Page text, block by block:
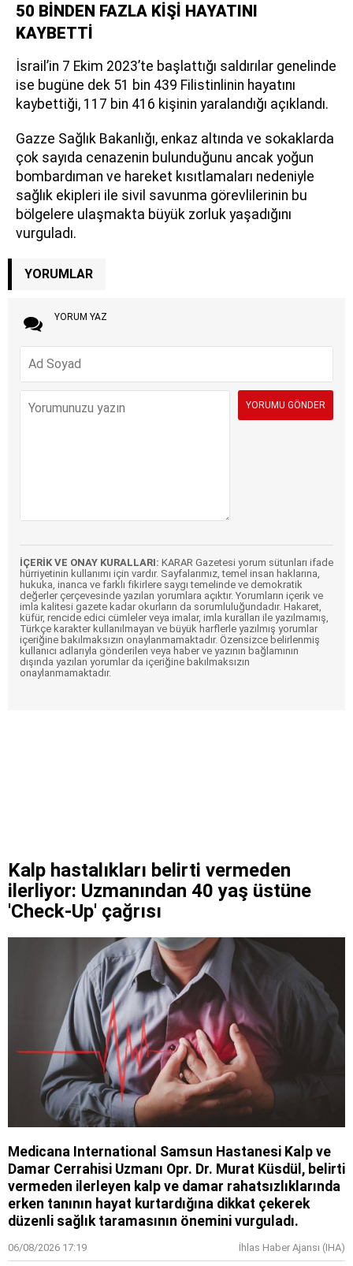
50 BİNDEN FAZLA KİŞİ HAYATINI
KAYBETTİ
İsrail’in 7 Ekim 2023’te başlattığı saldırılar genelinde
ise bugüne dek 51 bin 439 Filistinlinin hayatını
kaybettiği, 117 bin 416 kişinin yaralandığı açıklandı.
Gazze Sağlık Bakanlığı, enkaz altında ve sokaklarda
çok sayıda cenazenin bulunduğunu ancak yoğun
bombardıman ve hareket kısıtlamaları nedeniyle
sağlık ekipleri ile sivil savunma görevlilerinin bu
bölgelere ulaşmakta büyük zorluk yaşadığını
vurguladı.
YORUMLAR
YORUM YAZ
İÇERİK VE ONAY KURALLARI: KARAR Gazetesi yorum sütunları ifade
hürriyetinin kullanımı için vardır. Sayfalarımız, temel insan haklarına,
hukuka, inanca ve farklı fikirlere saygı temelinde ve demokratik
değerler çerçevesinde yazılan yorumlara açıktır. Yorumların içerik ve
imla kalitesi gazete kadar okurların da sorumluluğundadır. Hakaret,
küfür, rencide edici cümleler veya imalar, imla kuralları ile yazılmamış,
Türkçe karakter kullanılmayan ve büyük harflerle yazılmış yorumlar
içeriğine bakılmaksızın onaylanmamaktadır. Özensizce belirlenmiş
kullanıcı adlarıyla gönderilen veya haber ve yazının bağlamının
dışında yazılan yorumlar da içeriğine bakılmaksızın
onaylanmamaktadır.
Kalp hastalıkları belirti vermeden
ilerliyor: Uzmanından 40 yaş üstüne
'Check-Up' çağrısı
Medicana International Samsun Hastanesi Kalp ve
Damar Cerrahisi Uzmanı Opr. Dr. Murat Küsdül, belirti
vermeden ilerleyen kalp ve damar rahatsızlıklarında
erken tanının hayat kurtardığına dikkat çekerek
düzenli sağlık taramasının önemini vurguladı.
06/08/2026 17:19 İhlas Haber Ajansı (IHA)